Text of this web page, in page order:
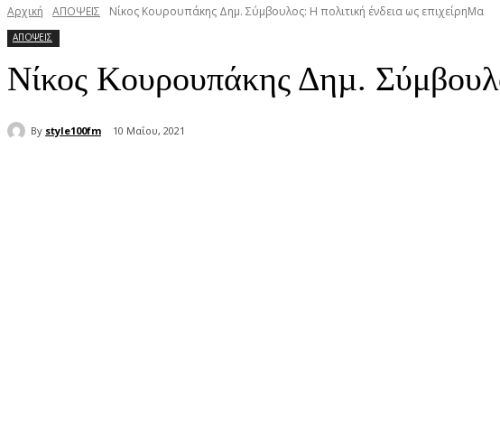
Αρχική ΑΠΟΨΕΙΣ Νίκος Κουρουπάκης Δηµ. Σύμβουλος: Η πολιτική ένδεια ως επιχείρηΜα
ΑΠΟΨΕΙΣ
Νίκος Κουρουπάκης Δηµ.
By style100fm 10 Μαΐου, 2021